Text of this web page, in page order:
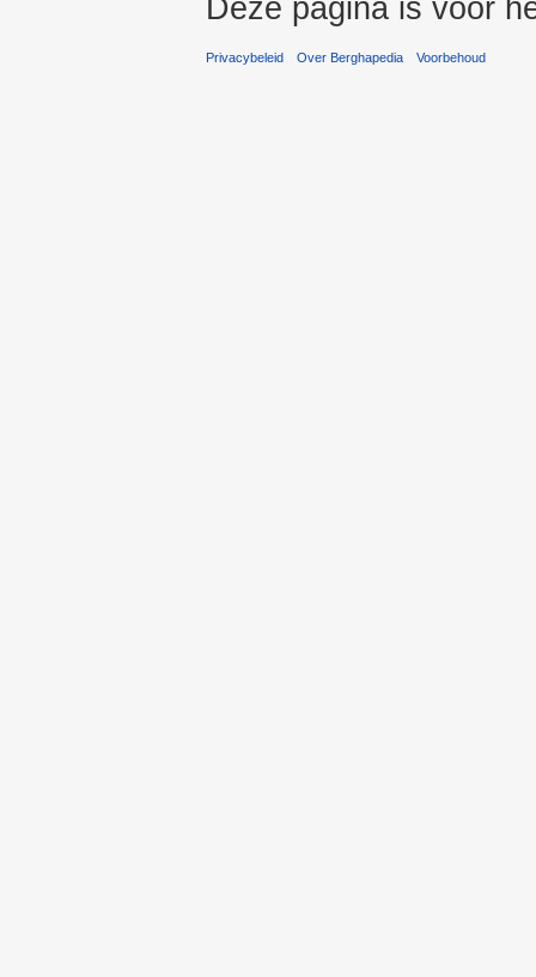
Deze pagina is voor
Privacybeleid Over Berghapedia Voorbehoud